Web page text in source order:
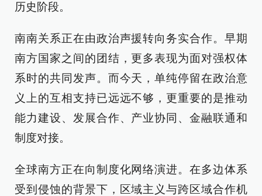
历史阶段。
南南关系正在由政治声援转向务实合作。早期
南方国家之间的团结，更多表现为面对强权体
系时的共同发声。而今天，单纯停留在政治意
义上的互相支持已远远不够，更重要的是推动
能力建设、发展合作、产业协同、金融联通和
制度对接。
全球南方正在向制度化网络演进。在多边体系
受到侵蚀的背景下，区域主义与跨区域合作机